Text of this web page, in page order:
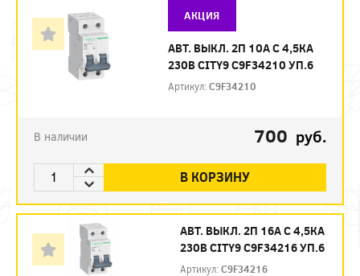
АКЦИЯ
АВТ. ВЫКЛ. 2П 10А С 4,5КА
230В CITY9 C9F34210 УП.6
Артикул:C9F34210
В наличии 700 руб.
В КОРЗИНУ
АВТ. ВЫКЛ. 2П 16А С 4,5КА
230В CITY9 C9F34216 УП.6
Артикул:C9F34216